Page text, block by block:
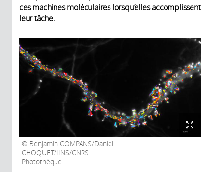
ces machines moléculaires lorsqu’elles accomplissent
leur tâche.
Benjamin COMPANS/Daniel
CHOQUET/IINS/CNRS
Photothèque